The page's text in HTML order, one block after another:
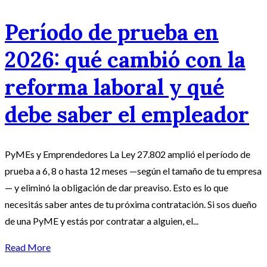
Período de prueba en
2026: qué cambió con la
reforma laboral y qué
debe saber el empleador
PyMEs y Emprendedores La Ley 27.802 amplió el período de
prueba a 6, 8 o hasta 12 meses —según el tamaño de tu empresa
— y eliminó la obligación de dar preaviso. Esto es lo que
necesitás saber antes de tu próxima contratación. Si sos dueño
de una PyME y estás por contratar a alguien, el...
Read More